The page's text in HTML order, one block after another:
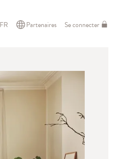
FR Partenaires Se connecter